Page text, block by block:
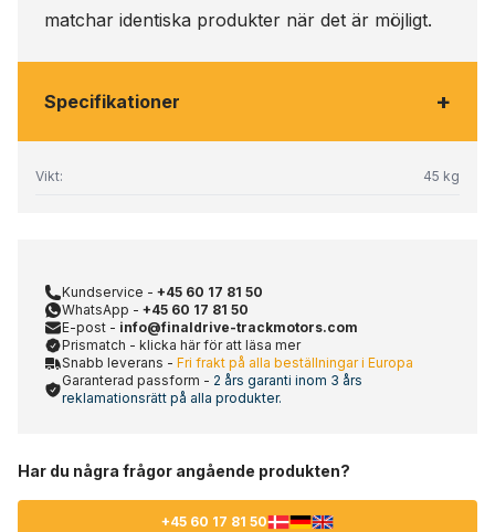
matchar identiska produkter när det är möjligt.
Specifikationer +
Vikt: 45 kg
Kundservice - +45 60 17 81 50
WhatsApp - +45 60 17 81 50
E-post - info@finaldrive-trackmotors.com
Prismatch - klicka här för att läsa mer
Snabb leverans - Fri frakt på alla beställningar i Europa
Garanterad passform - 2 års garanti inom 3 års
reklamationsrätt på alla produkter.
Har du några frågor angående produkten?
+45 60 17 81 50